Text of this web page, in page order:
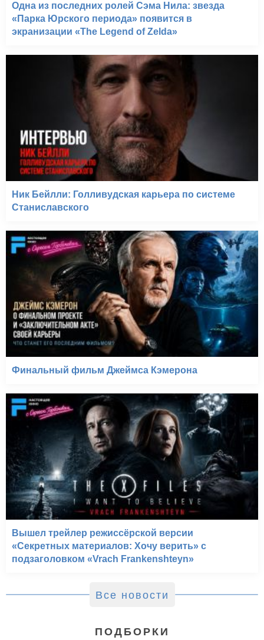
Одна из последних ролей Сэма Нила: звезда
«Парка Юрского периода» появится в
экранизации «The Legend of Zelda»
Ник Бейлли: Голливудская карьера по системе
Станиславского
Финальный фильм Джеймса Кэмерона
Вышел трейлер режиссёрской версии
«Секретных материалов: Хочу верить» с
подзаголовком «Vrach Frankenshteyn»
Все новости
ПОДБОРКИ